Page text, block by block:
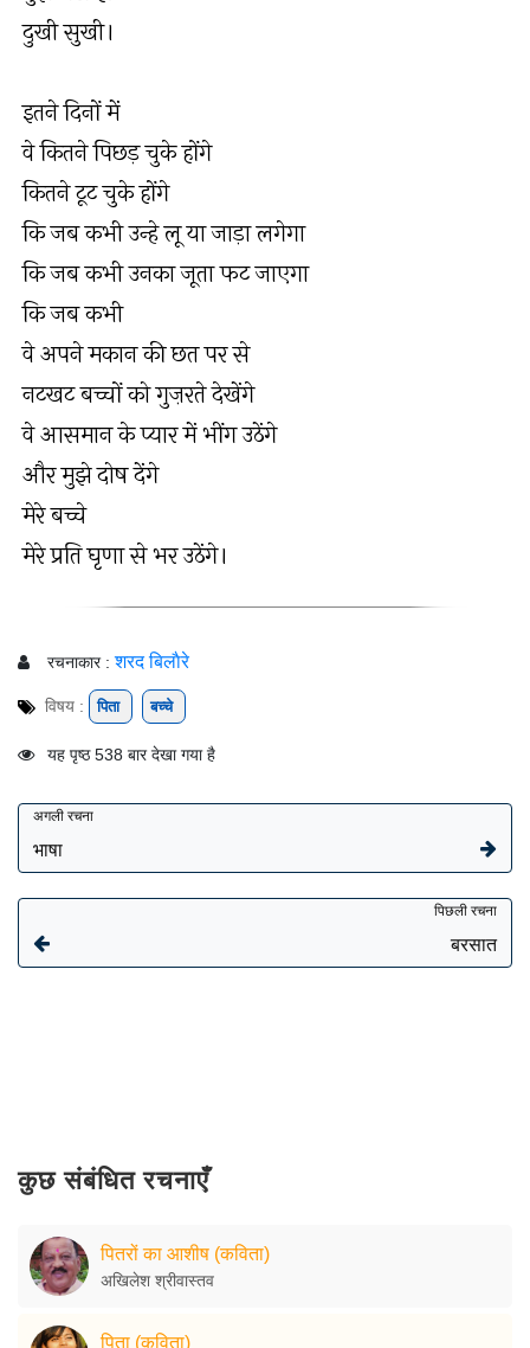
दुखी सुखी।
इतने दिनों में
वे कितने पिछड़ चुके होंगे
कितने टूट चुके होंगे
कि जब कभी उन्हे लू या जाड़ा लगेगा
कि जब कभी उनका जूता फट जाएगा
कि जब कभी
वे अपने मकान की छत पर से
नटखट बच्चों को गुज़रते देखेंगे
वे आसमान के प्यार में भींग उठेंगे
और मुझे दोष देंगे
मेरे बच्चे
मेरे प्रति घृणा से भर उठेंगे।
रचनाकार : शरद बिलाैरे
विषय : पिता बच्चे
यह पृष्ठ 538 बार देखा गया है
अगली रचना
भाषा
पिछली रचना
बरसात
कुछ संबंधित रचनाएँ
पितरों का आशीष (कविता)
अखिलेश श्रीवास्तव
पिता (कविता)